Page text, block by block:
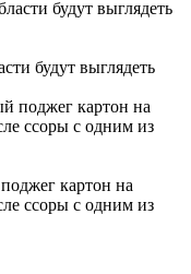
будут выглядеть
картон на
ссоры с одним из